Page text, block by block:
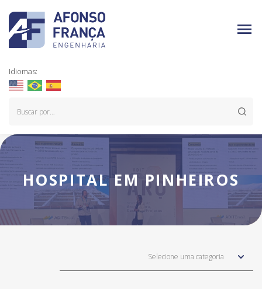
Idiomas:
HOSPITAL EM PINHEIROS
Selecione uma categoria